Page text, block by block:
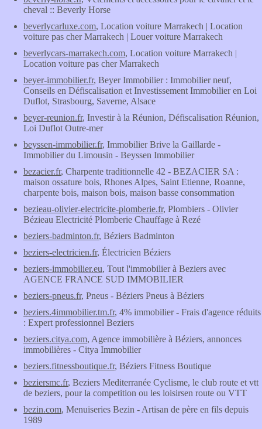
cheval :: Beverly Horse
beverlycarluxe.com, Location voiture Marrakech | Location
voiture pas cher Marrakech | Louer voiture Marrakech
beverlycars-marrakech.com, Location voiture Marrakech |
Location voiture pas cher Marrakech
beyer-immobilier.fr, Beyer Immobilier : Immobilier neuf,
Conseils en Défiscalisation et Investissement Immobilier en Loi
Duflot, Strasbourg, Saverne, Alsace
beyer-reunion.fr, Investir à la Réunion, Défiscalisation Réunion,
Loi Duflot Outre-mer
beyssen-immobilier.fr, Immobilier Brive la Gaillarde -
Immobilier du Limousin - Beyssen Immobilier
bezacier.fr, Charpente traditionnelle 42 - BEZACIER SA :
maison ossature bois, Rhones Alpes, Saint Etienne, Roanne,
charpente bois, maison bois, maison basse consommation
bezieau-olivier-electricite-plomberie.fr, Plombiers - Olivier
Bézieau Electricité Plomberie Chauffage à Rezé
beziers-badminton.fr, Béziers Badminton
beziers-electricien.fr, Électricien Béziers
beziers-immobilier.eu, Tout l'immobilier à Beziers avec
AGENCE FRANCE SUD IMMOBILIER
beziers-pneus.fr, Pneus - Béziers Pneus à Béziers
beziers.4immobilier.tm.fr, 4% immobilier - Frais d'agence réduits
: Expert professionnel Beziers
beziers.citya.com, Agence immobilière à Béziers, annonces
immobilières - Citya Immobilier
beziers.fitnessboutique.fr, Béziers Fitness Boutique
beziersmc.fr, Beziers Mediterranée Cyclisme, le club route et vtt
de beziers, pour la competition ou les loisirsen route ou VTT
bezin.com, Menuiseries Bezin - Artisan de père en fils depuis
1989